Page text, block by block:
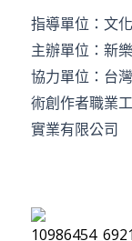
指導單位：文
主辦單位：新
協力單位：台
術創作者職業
實業有限公司